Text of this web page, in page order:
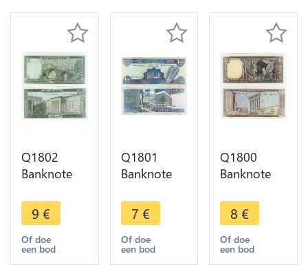
Make offer
Q1802
Banknote
Liban 5
Livres 1982
UNC ->
Make offer
9 €
Of doe
een bod
Q1801
Banknote
Liban 1000
Livres 1991
AU -> Make
offer
7 €
Of doe
een bod
Q1800
Banknote
Liban1 Livre
Colonnes
Baalbek
Grotte Jeita
8 €
Of doe
een bod